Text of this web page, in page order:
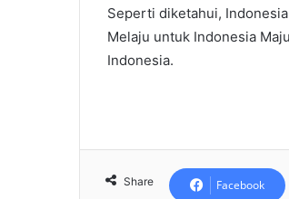
Seperti diketahui,
Melaju untuk Indonesia
Indonesia.
Share Facebook